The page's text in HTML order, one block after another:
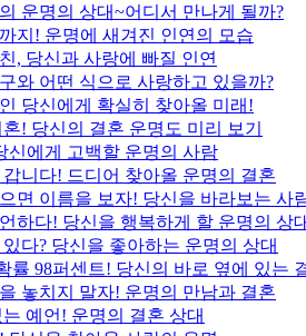
운명의 상대~어디서 만나게 될까?
지! 운명에 새겨진 인연의 모습
, 당신과 사랑에 빠질 인연
와 어떤 식으로 사랑하고 있을까?
당신에게 확실히 찾아올 미래!
! 당신의 결혼 운명도 미리 보기
신에게 고백할 운명의 사람
니다! 드디어 찾아올 운명의 결혼
면 이름을 보자! 당신을 바라보는 사
하다! 당신을 행복하게 할 운명의 상
다? 당신을 좋아하는 운명의 상대
률 98퍼센트! 당신의 바로 옆에 있는
놓치지 말자! 운명의 만남과 결혼
예언! 운명의 결혼 상대